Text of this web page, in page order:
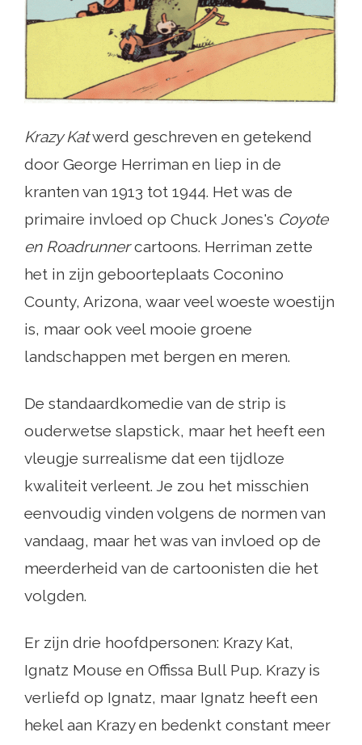
Krazy Katwerd geschreven en getekend
door George Herriman en liep in de
kranten van 1913 tot 1944. Het was de
primaire invloed op Chuck Jones's Coyote
en Roadrunnercartoons. Herriman zette
het in zijn geboorteplaats Coconino
County, Arizona, waar veel woeste woestijn
is, maar ook veel mooie groene
landschappen met bergen en meren.
De standaardkomedie van de strip is
ouderwetse slapstick, maar het heeft een
vleugje surrealisme dat een tijdloze
kwaliteit verleent. Je zou het misschien
eenvoudig vinden volgens de normen van
vandaag, maar het was van invloed op de
meerderheid van de cartoonisten die het
volgden.
Er zijn drie hoofdpersonen: Krazy Kat,
Ignatz Mouse en Offissa Bull Pup. Krazy is
verliefd op Ignatz, maar Ignatz heeft een
hekel aan Krazy en bedenkt constant meer